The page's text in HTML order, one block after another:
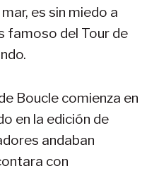
es sin miedo a
famoso del Tour de
Boucle comienza en
en la edición de
andaban
con